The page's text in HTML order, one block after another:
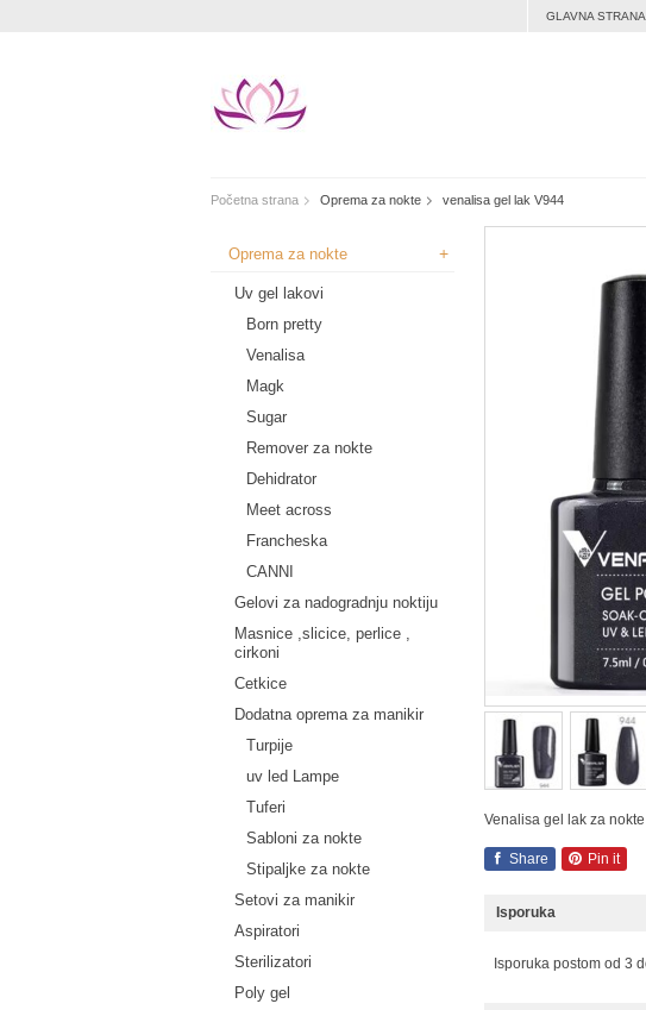
GLAVNA STRANA
Početna strana Oprema za nokte venalisa gel lak V944
Oprema za nokte +
Uv gel lakovi
Born pretty
Venalisa
Magk
Sugar
Remover za nokte
Dehidrator
Meet across
Francheska
CANNI
Gelovi za nadogradnju noktiju
Masnice ,slicice, perlice ,
cirkoni
Cetkice
Dodatna oprema za manikir
Turpije
uv led Lampe
Tuferi
Sabloni za nokte
Stipaljke za nokte
Setovi za manikir
Aspiratori
Sterilizatori
Poly gel
Venalisa gel lak za
Share Pin it
Isporuka
Isporuka postom od 3